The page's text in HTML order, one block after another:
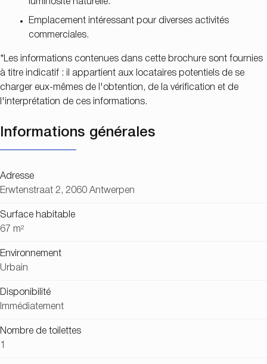
luminosité naturelle.
Emplacement intéressant pour diverses activités
commerciales.
*Les informations contenues dans cette brochure sont fournies
à titre indicatif : il appartient aux locataires potentiels de se
charger eux-mêmes de l'obtention, de la vérification et de
l'interprétation de ces informations.
Informations générales
Adresse
Erwtenstraat 2, 2060 Antwerpen
Surface habitable
67 m²
Environnement
Urbain
Disponibilité
Immédiatement
Nombre de toilettes